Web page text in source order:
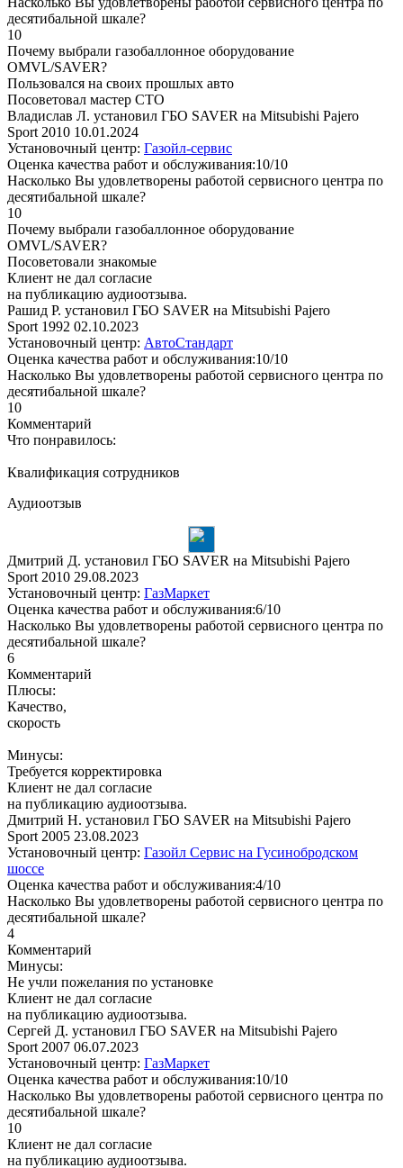
десятибальной шкале?
10
Почему выбрали газобаллонное оборудование
OMVL/SAVER?
Пользовался на своих прошлых авто
Посоветовал мастер СТО
Владислав Л. установил ГБО SAVER на Mitsubishi Pajero
Sport 2010 10.01.2024
Установочный центр: Газойл-сервис
Оценка качества работ и обслуживания:10/10
Насколько Вы удовлетворены работой сервисного центра по
десятибальной шкале?
10
Почему выбрали газобаллонное оборудование
OMVL/SAVER?
Посоветовали знакомые
Клиент не дал согласие
на публикацию аудиоотзыва.
Рашид Р. установил ГБО SAVER на Mitsubishi Pajero
Sport 1992 02.10.2023
Установочный центр: АвтоСтандарт
Оценка качества работ и обслуживания:10/10
Насколько Вы удовлетворены работой сервисного центра по
десятибальной шкале?
10
Комментарий
Что понравилось:
Квалификация сотрудников
Аудиоотзыв
Дмитрий Д. установил ГБО SAVER на Mitsubishi Pajero
Sport 2010 29.08.2023
Установочный центр: ГазМаркет
Оценка качества работ и обслуживания:6/10
Насколько Вы удовлетворены работой сервисного центра по
десятибальной шкале?
6
Комментарий
Плюсы:
Качество,
скорость
Минусы:
Требуется корректировка
Клиент не дал согласие
на публикацию аудиоотзыва.
Дмитрий Н. установил ГБО SAVER на Mitsubishi Pajero
Sport 2005 23.08.2023
Установочный центр: Газойл Сервис на Гусинобродском
шоссе
Оценка качества работ и обслуживания:4/10
Насколько Вы удовлетворены работой сервисного центра по
десятибальной шкале?
4
Комментарий
Минусы:
Не учли пожелания по установке
Клиент не дал согласие
на публикацию аудиоотзыва.
Сергей Д. установил ГБО SAVER на Mitsubishi Pajero
Sport 2007 06.07.2023
Установочный центр: ГазМаркет
Оценка качества работ и обслуживания:10/10
Насколько Вы удовлетворены работой сервисного центра по
десятибальной шкале?
10
Клиент не дал согласие
на публикацию аудиоотзыва.